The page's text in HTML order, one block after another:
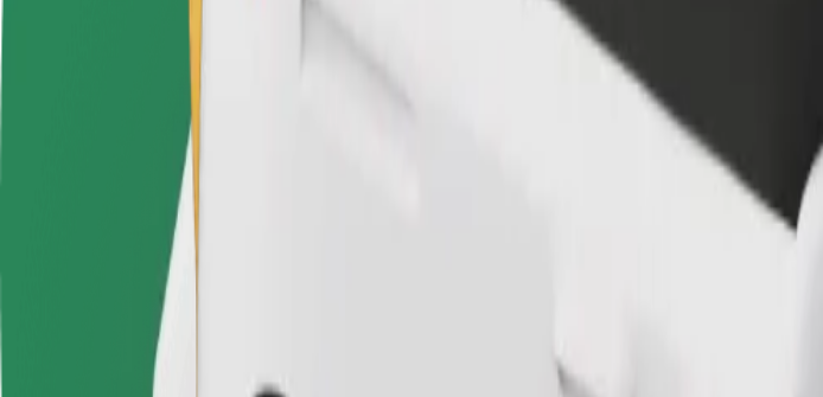
À la recherche du meilleur trajet entre Pestana Casino Park Hotel et Praia de Machico ? Explorez nos
Pestana Casino Park Hotel
Praticité et confort, en quelques clics !
Trajets fiables dans des voitures classiques de taille moyenne.
Temps de trajet estimé